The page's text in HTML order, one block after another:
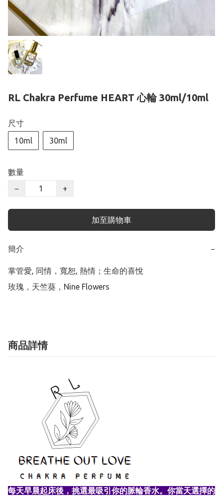
RL Chakra Perfume HEART 心輪 30ml/10ml
尺寸
10ml
30ml
數量
−
+
加至購物車
簡介 −
掌管愛, 同情，寬恕, 熱情；生命的喜悅
玫瑰，天竺葵，Nine Flowers
商品詳情
每天早晨起床後，挑選最吸引你的脈輪香水。你當天選擇的